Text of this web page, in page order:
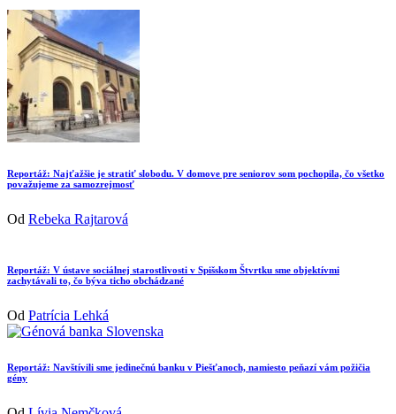
Reportáž: Najťažšie je stratiť slobodu. V domove pre seniorov som pochopila, čo všetko
považujeme za samozrejmosť
Od Rebeka Rajtarová
Reportáž: V ústave sociálnej starostlivosti v Spišskom Štvrtku sme objektívmi
zachytávali to, čo býva ticho obchádzané
Od Patrícia Lehká
Reportáž: Navštívili sme jedinečnú banku v Piešťanoch, namiesto peňazí vám požičia
gény